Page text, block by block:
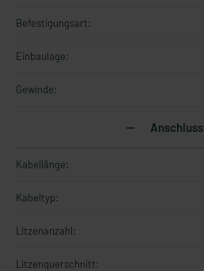
Befestigungsart:
Einbaulage:
Gewinde:
Anschluss
Kabellänge:
Kabeltyp:
Litzenanzahl:
Litzenquerschnitt: